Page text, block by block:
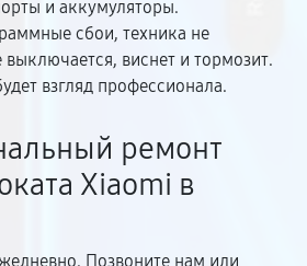
и аккумуляторы.
сбои, техника не
виснет и тормозит.
взгляд профессионала.
ремонт
Xiaomi в
Позвоните нам или